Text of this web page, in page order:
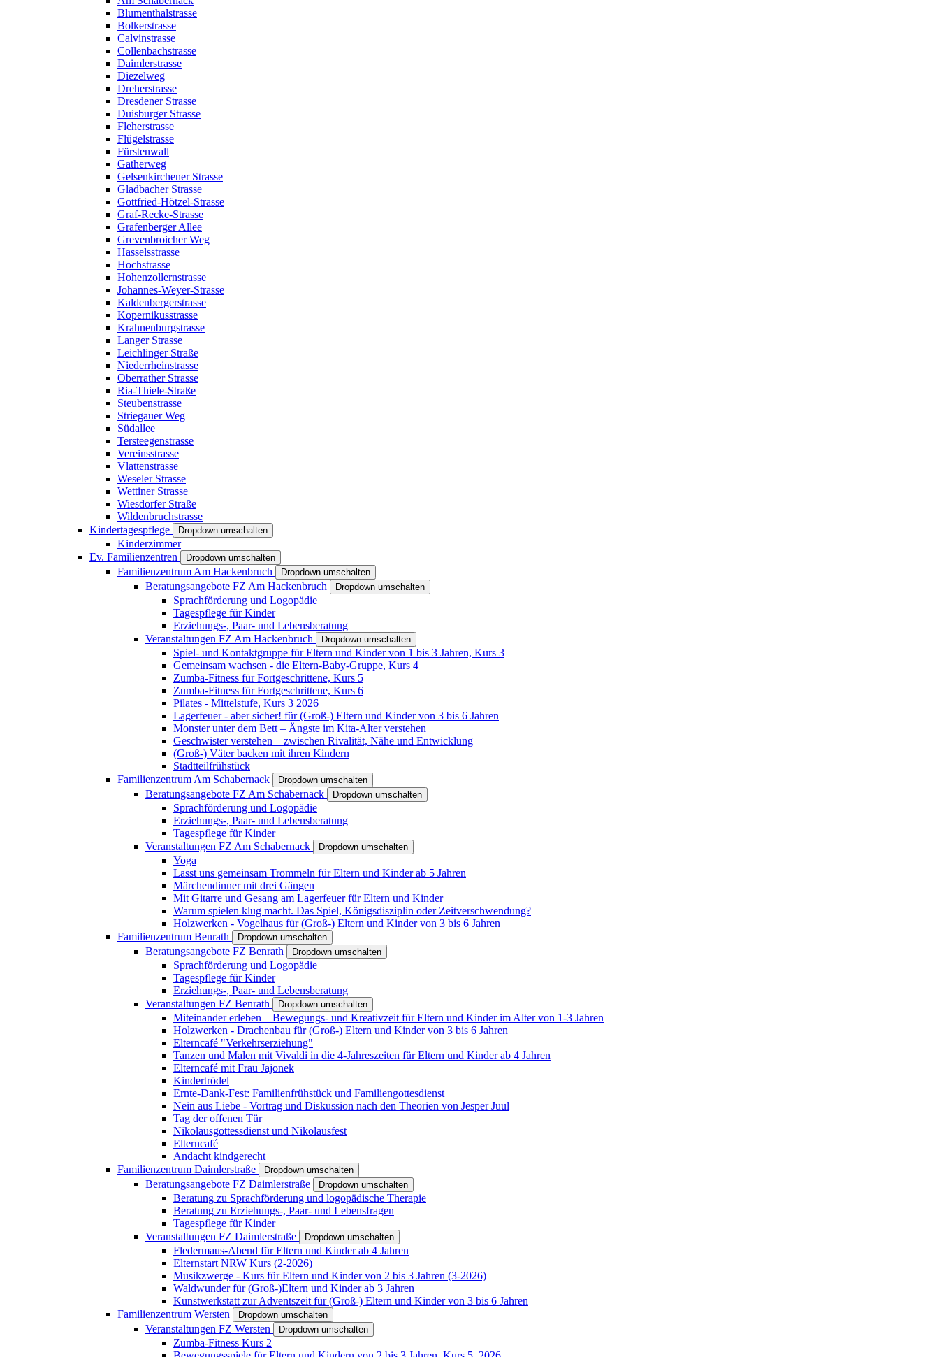
Blumenthalstrasse
Bolkerstrasse
Calvinstrasse
Collenbachstrasse
Daimlerstrasse
Diezelweg
Dreherstrasse
Dresdener Strasse
Duisburger Strasse
Fleherstrasse
Flügelstrasse
Fürstenwall
Gatherweg
Gelsenkirchener Strasse
Gladbacher Strasse
Gottfried-Hötzel-Strasse
Graf-Recke-Strasse
Grafenberger Allee
Grevenbroicher Weg
Hasselsstrasse
Hochstrasse
Hohenzollernstrasse
Johannes-Weyer-Strasse
Kaldenbergerstrasse
Kopernikusstrasse
Krahnenburgstrasse
Langer Strasse
Leichlinger Straße
Niederrheinstrasse
Oberrather Strasse
Ria-Thiele-Straße
Steubenstrasse
Striegauer Weg
Südallee
Tersteegenstrasse
Vereinsstrasse
Vlattenstrasse
Weseler Strasse
Wettiner Strasse
Wiesdorfer Straße
Wildenbruchstrasse
Kindertagespflege
Dropdown umschalten
Kinderzimmer
Ev. Familienzentren
Dropdown umschalten
Familienzentrum Am Hackenbruch Dropdown umschalten
Beratungsangebote FZ Am Hackenbruch Dropdown umschalten
Sprachförderung und Logopädie
Tagespflege für Kinder
Erziehungs-, Paar- und Lebensberatung
Veranstaltungen FZ Am Hackenbruch
Dropdown umschalten
Spiel- und Kontaktgruppe für Eltern und Kinder von 1 bis 3 Jahren, Kurs 3
Gemeinsam wachsen - die Eltern-Baby-Gruppe, Kurs 4
Zumba-Fitness für Fortgeschrittene, Kurs 5
Zumba-Fitness für Fortgeschrittene, Kurs 6
Pilates - Mittelstufe, Kurs 3 2026
Lagerfeuer - aber sicher! für (Groß-) Eltern und Kinder von 3 bis 6 Jahren
Monster unter dem Bett – Ängste im Kita-Alter verstehen
Geschwister verstehen – zwischen Rivalität, Nähe und Entwicklung
(Groß-) Väter backen mit ihren Kindern
Stadtteilfrühstück
Familienzentrum Am Schabernack
Dropdown umschalten
Beratungsangebote FZ Am Schabernack Dropdown umschalten
Sprachförderung und Logopädie
Erziehungs-, Paar- und Lebensberatung
Tagespflege für Kinder
Veranstaltungen FZ Am Schabernack
Dropdown umschalten
Yoga
Lasst uns gemeinsam Trommeln für Eltern und Kinder ab 5 Jahren
Märchendinner mit drei Gängen
Mit Gitarre und Gesang am Lagerfeuer für Eltern und Kinder
Warum spielen klug macht. Das Spiel, Königsdisziplin oder Zeitverschwendung?
Holzwerken - Vogelhaus für (Groß-) Eltern und Kinder von 3 bis 6 Jahren
Familienzentrum Benrath
Dropdown umschalten
Beratungsangebote FZ Benrath Dropdown umschalten
Sprachförderung und Logopädie
Tagespflege für Kinder
Erziehungs-, Paar- und Lebensberatung
Veranstaltungen FZ Benrath
Dropdown umschalten
Miteinander erleben – Bewegungs- und Kreativzeit für Eltern und Kinder im Alter von 1-3 Jahren
Holzwerken - Drachenbau für (Groß-) Eltern und Kinder von 3 bis 6 Jahren
Elterncafé "Verkehrserziehung"
Tanzen und Malen mit Vivaldi in die 4-Jahreszeiten für Eltern und Kinder ab 4 Jahren
Elterncafé mit Frau Jajonek
Kindertrödel
Ernte-Dank-Fest: Familienfrühstück und Familiengottesdienst
Nein aus Liebe - Vortrag und Diskussion nach den Theorien von Jesper Juul
Tag der offenen Tür
Nikolausgottessdienst und Nikolausfest
Elterncafé
Andacht kindgerecht
Familienzentrum Daimlerstraße
Dropdown umschalten
Beratungsangebote FZ Daimlerstraße Dropdown umschalten
Beratung zu Sprachförderung und logopädische Therapie
Beratung zu Erziehungs-, Paar- und Lebensfragen
Tagespflege für Kinder
Veranstaltungen FZ Daimlerstraße
Dropdown umschalten
Fledermaus-Abend für Eltern und Kinder ab 4 Jahren
Elternstart NRW Kurs (2-2026)
Musikzwerge - Kurs für Eltern und Kinder von 2 bis 3 Jahren (3-2026)
Waldwunder für (Groß-)Eltern und Kinder ab 3 Jahren
Kunstwerkstatt zur Adventszeit für (Groß-) Eltern und Kinder von 3 bis 6 Jahren
Familienzentrum Wersten
Dropdown umschalten
Veranstaltungen FZ Wersten Dropdown umschalten
Zumba-Fitness Kurs 2